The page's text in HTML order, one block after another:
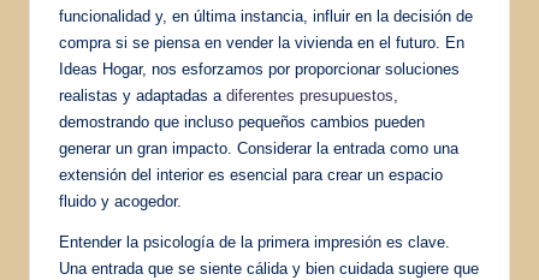
funcionalidad y, en última instancia, influir en la decisión de
compra si se piensa en vender la vivienda en el futuro. En
Ideas Hogar, nos esforzamos por proporcionar soluciones
realistas y adaptadas a diferentes presupuestos
demostrando que incluso pequeños cambios pueden
generar un gran impacto. Considerar la entrada como una
extensión del interior es esencial para crear un espacio
fluido y acogedor.
Entender la psicología de la primera impresión es clave.
Una entrada que se siente cálida y bien cuidada sugiere que